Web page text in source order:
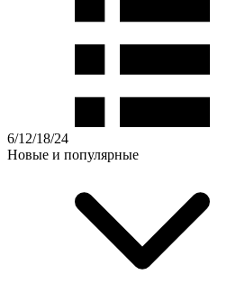
6/12/18/24
Новые и популярные